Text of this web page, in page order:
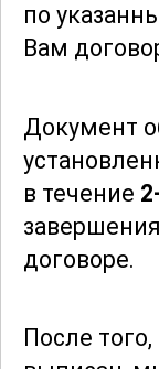
Отдельное
питания и
питания,
ресурсов и
различных
включает в
и
по
Вам
Документ
в течение
договоре.
После